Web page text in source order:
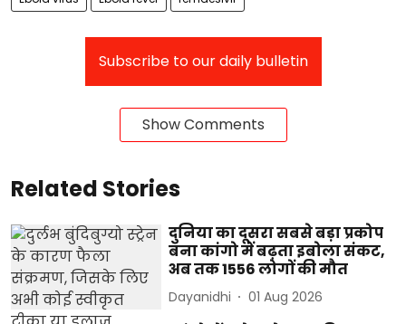
Subscribe to our daily bulletin
Show Comments
Related Stories
दुनिया का दूसरा सबसे बड़ा प्रकोप
बना कांगो में बढ़ता इबोला संकट,
अब तक 1556 लोगों की मौत
Dayanidhi 01 Aug 2026